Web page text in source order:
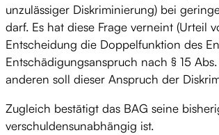
unzulässiger Diskriminierung) bei
darf. Es hat diese Frage verneint (Urteil
Entscheidung die Doppelfunktion des
Entschädigungsanspruch nach § 15
anderen soll dieser Anspruch der
Zugleich bestätigt das BAG seine
verschuldensunabhängig ist.